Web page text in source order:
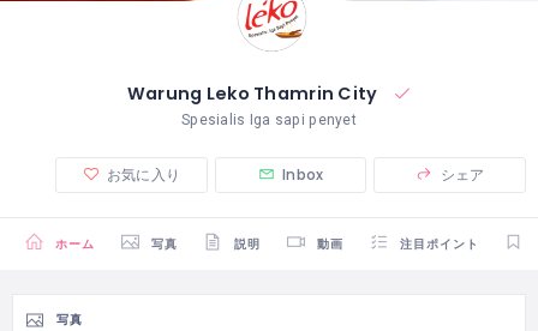
Warung Leko Thamrin City
Spesialis Iga sapi penyet
お気に入り Inbox シェア
ホーム 写真 説明 動画 注目ポイント
写真